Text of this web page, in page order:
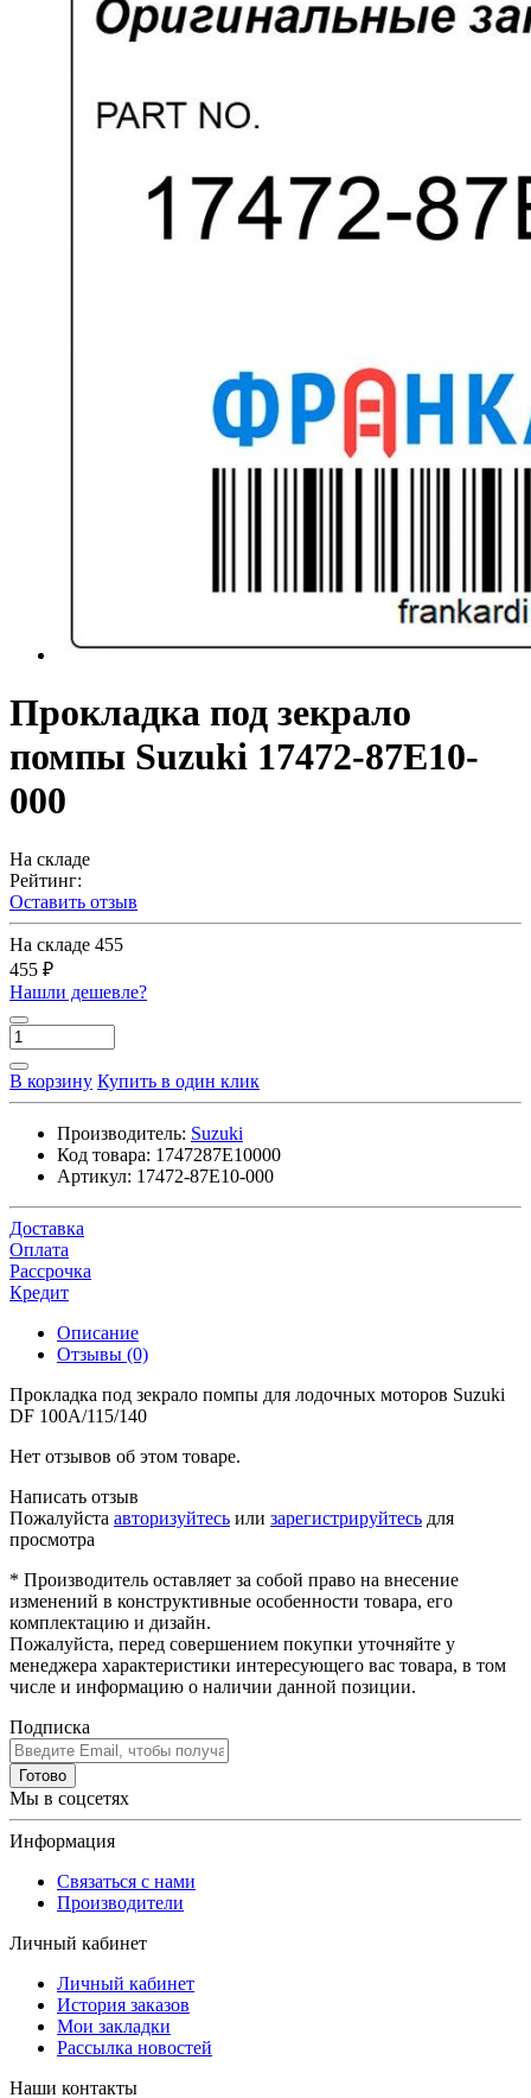
Прокладка под зекрало
помпы Suzuki 17472-87E10-
000
На складе
Рейтинг:
Оставить отзыв
На складе 455
455 ₽
Нашли дешевле?
В корзину Купить в один клик
Производитель: Suzuki
Код товара: 1747287E10000
Артикул: 17472-87E10-000
Доставка
Оплата
Рассрочка
Кредит
Описание
Отзывы (0)
Прокладка под зекрало помпы для лодочных моторов Suzuki
DF 100A/115/140
Нет отзывов об этом товаре.
Написать отзыв
Пожалуйста авторизуйтесь или зарегистрируйтесь для
просмотра
* Производитель оставляет за собой право на внесение
изменений в конструктивные особенности товара, его
комплектацию и дизайн.
Пожалуйста, перед совершением покупки уточняйте у
менеджера характеристики интересующего вас товара, в том
числе и информацию о наличии данной позиции.
Подписка
Готово
Мы в соцсетях
Информация
Связаться с нами
Производители
Личный кабинет
Личный кабинет
История заказов
Мои закладки
Рассылка новостей
Наши контакты